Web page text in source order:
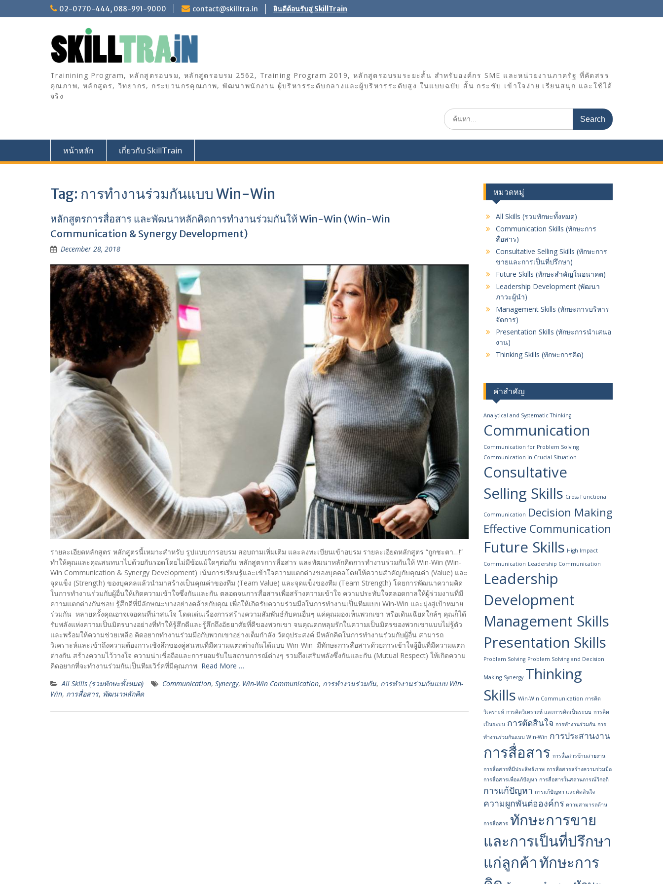
k
02-0770-444, 088-991-9000 contact@skilltra.in ยินดีต้อนรับสู่ SkillTrain
Trainining Program, หลักสูตรอบรม, หลักสูตรอบรม 2562, Training Program 2019, หลักสูตรอบรมระยะสั้น สำหรับองค์กร SME และหน่วยงานภาครัฐ ที่คัดสรร
คุณภาพ, หลักสูตร, วิทยากร, กระบวนกรคุณภาพ, พัฒนาพนักงาน ผู้บริหารระดับกลางและผู้บริหารระดับสูง ในแบบฉบับ สั้น กระชับ เข้าใจง่าย เรียนสนุก และใช้ได้
จริง
S
e
h
หน้าหลัก เกี่ยวกับ SkillTrain
Tag: การทำงานร่วมกันแบบ Win-Win
หลักสูตรการสื่อสาร และพัฒนาหลักคิดการทำงานร่วมกันให้ Win-Win (Win-Win
Communication & Synergy Development)
December 28, 2018
รายละเอียดหลักสูตร หลักสูตรนี้เหมาะสำหรับ รูปแบบการอบรม สอบถามเพิ่มเติม และลงทะเบียนเข้าอบรม รายละเอียดหลักสูตร “ถูกชะตา…!”
ทำให้คุณและคุณสนทนาไปด้วยกันรอดโดยไม่มีข้อแม้ใดๆต่อกัน หลักสูตรการสื่อสาร และพัฒนาหลักคิดการทำงานร่วมกันให้ Win-Win (Win-
Win Communication & Synergy Development) เน้นการเรียนรู้และเข้าใจความแตกต่างของบุคคลโดยให้ความสำคัญกับคุณค่า (Value) และ
จุดแข็ง (Strength) ของบุคคลแล้วนำมาสร้างเป็นคุณค่าของทีม (Team Value) และจุดแข็งของทีม (Team Strength) โดยการพัฒนาความคิด
ในการทำงานร่วมกับผู้อื่นให้เกิดความเข้าใจซึ่งกันและกัน ตลอดจนการสื่อสารเพื่อสร้างความเข้าใจ ความประทับใจตลอดกาลให้ผู้ร่วมงานที่มี
ความแตกต่างกันชอบ รู้สึกดีที่มีลักษณะบางอย่างคล้ายกับคุณ เพื่อให้เกิดรับความร่วมมือในการทำงานเป็นทีมแบบ Win-Win และมุ่งสู่เป้าหมาย
ร่วมกัน หลายครั้งคุณอาจเจอคนที่น่าสนใจ โดดเด่นเรื่องการสร้างความสัมพันธ์กับคนอื่นๆ แค่คุณมองเห็นพวกเขา หรือเดินเฉียดใกล้ๆ คุณก็ได้
รับพลังแห่งความเป็นมิตรบางอย่างที่ทำให้รู้สึกดีและรู้สึกถึงอัธยาศัยที่ดีของพวกเขา จนคุณตกหลุมรักในความเป็นมิตรของพวกเขาแบบไม่รู้ตัว
และพร้อมให้ความช่วยเหลือ คิดอยากทำงานร่วมมือกับพวกเขาอย่างเต็มกำลัง วัตถุประสงค์ มีหลักคิดในการทำงานร่วมกับผู้อื่น สามารถ
วิเคราะห์และเข้าถึงความต้องการเชิงลึกของคู่สนทนที่มีความแตกต่างกันได้แบบ Win-Win มีทักษะการสื่อสารด้วยการเข้าใจผู้อื่นที่มีความแตก
ต่างกัน สร้างความไว้วางใจ ความน่าเชื่อถือและการยอมรับในสถานการณ์ต่างๆ รวมถึงเสริมพลังซึ่งกันและกัน (Mutual Respect) ให้เกิดความ
คิดอยากที่จะทำงานร่วมกันเป็นทีมเวิร์คที่มีคุณภาพ Read More …
All Skills (รวมทักษะทั้งหมด)
Communication, Synergy, Win-Win Communication, การทำงานร่วมกัน, การทำงานร่วมกันแบบ Win-
Win, การสื่อสาร, พัฒนาหลักคิด
หมวดหมู่
All Skills (รวมทักษะทั้งหมด)
Communication Skills (ทักษะการ
สื่อสาร)
Consultative Selling Skills (ทักษะการ
ขายและการเป็นที่ปรึกษา)
Future Skills (ทักษะสำคัญในอนาคต)
Leadership Development (พัฒนา​
ภาวะผู้นำ)
Management Skills (ทักษะการบริหาร
จัดการ)
Presentation Skills (ทักษะการนำเสนอ
งาน)
Thinking Skills (ทักษะการคิด)
คำสำคัญ
Analytical and Systematic Thinking
Communication
Communication for Problem Solving
Communication in Crucial Situation
Consultative
Selling Skills Cross Functional
Communication Decision Making
Effective Communication
Future Skills High Impact
Communication Leadership Communication
Leadership
Development
Management Skills
Presentation Skills
Problem Solving Problem Solving and Decision
Making Synergy Thinking
Skills Win-Win Communication การคิด
วิเคราะห์ การคิดวิเคราะห์ และการคิดเป็นระบบ การคิด
เป็นระบบ การตัดสินใจ การทำงานร่วมกัน การ
ทำงานร่วมกันแบบ Win-Win การประสานงาน
การสื่อสาร การสื่อสารข้ามสายงาน
การสื่อสารที่มีประสิทธิภาพ การสื่อสารสร้างความร่วมมือ
การสื่อสารเพื่อแก้ปัญหา การสื่อสารในสถานการณ์วิกฤติ
การแก้ปัญหา การแก้ปัญหา และตัดสินใจ
ความผูกพันต่อองค์กร ความสามารถด้าน
การสื่อสาร ทักษะการขาย
และการเป็นที่ปรึกษา
แก่ลูกค้าทักษะการ